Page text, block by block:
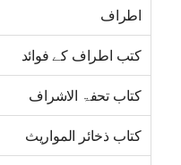
اطراف
کتب اطراف کے فوائد
کتاب تحفۃ الاشراف
کتاب ذخائر المواریث